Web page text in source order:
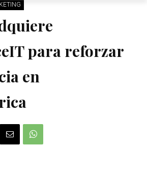
para reforzar
en